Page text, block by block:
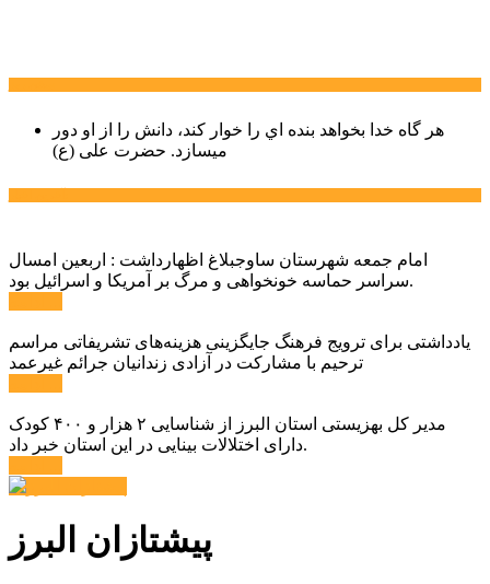
هر گاه خدا بخواهد بنده اي را خوار كند، دانش را از او دور
میسازد. حضرت علی (ع)
امام جمعه شهرستان ساوجبلاغ اظهارداشت : اربعین امسال
سراسر حماسه خونخواهی و مرگ بر آمریکا و اسرائیل بود.
یادداشتی برای ترویج فرهنگ جایگزینی هزینه‌های تشریفاتی مراسم
ترحیم با مشارکت در آزادی زندانیان جرائم غیرعمد
مدیر کل بهزیستی استان البرز از شناسایی ۲ هزار و ۴۰۰ کودک
دارای اختلالات بینایی در این استان خبر داد.
پیشتازان البرز